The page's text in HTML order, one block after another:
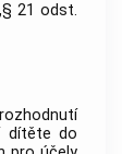
21 odst.
dítěte do